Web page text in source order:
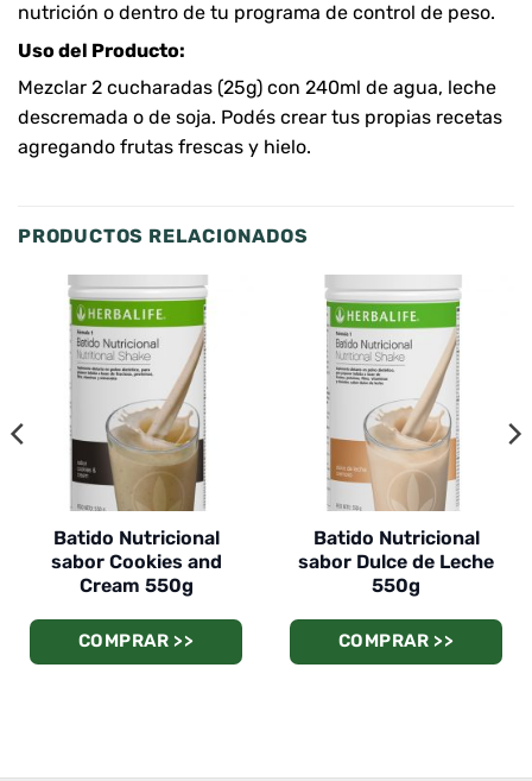
nutrición o dentro de tu programa de control de peso.
Uso del Producto:
Mezclar 2 cucharadas (25g) con 240ml de agua, leche
descremada o de soja. Podés crear tus propias recetas
agregando frutas frescas y hielo.
PRODUCTOS RELACIONADOS
Batido Nutricional
sabor Cookies and
Cream 550g
COMPRAR >>
Batido Nutricional
sabor Dulce de Leche
550g
COMPRAR >>